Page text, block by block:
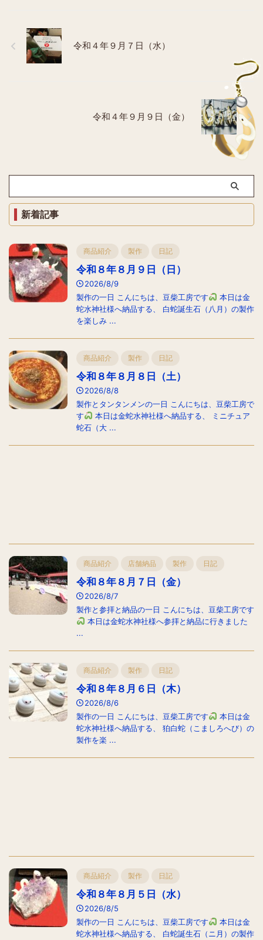
令和４年９月７日（水）
令和４年９月９日（金）
新着記事
商品紹介 製作 日記
令和８年８月９日（日）
2026/8/9
製作の一日 こんにちは、豆柴工房です
本日は金
蛇水神社様へ納品する、 白蛇誕生石（八月）の製作
を楽しみ ...
商品紹介 製作 日記
令和８年８月８日（土）
2026/8/8
製作とタンタンメンの一日 こんにちは、豆柴工房で
す
本日は金蛇水神社様へ納品する、 ミニチュア
蛇石（大 ...
商品紹介 店舗納品 製作 日記
令和８年８月７日（金）
2026/8/7
製作と参拝と納品の一日 こんにちは、豆柴工房です
本日は金蛇水神社様へ参拝と納品に行きました
...
商品紹介 製作 日記
令和８年８月６日（木）
2026/8/6
製作の一日 こんにちは、豆柴工房です
本日は金
蛇水神社様へ納品する、 狛白蛇（こましろへび）の
製作を楽 ...
商品紹介 製作 日記
令和８年８月５日（水）
2026/8/5
製作の一日 こんにちは、豆柴工房です
本日は金
蛇水神社様へ納品する、 白蛇誕生石（ニ月）の製作